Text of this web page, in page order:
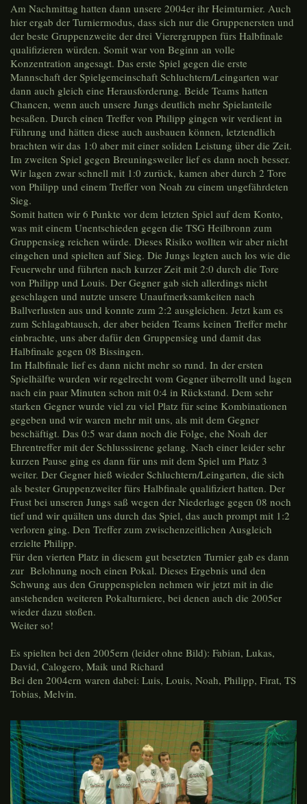
Am Nachmittag hatten dann unsere 2004er ihr Heimturnier. Auch
hier ergab der Turniermodus, dass sich nur die Gruppenersten und
der beste Gruppenzweite der drei Vierergruppen fürs Halbfinale
qualifizieren würden. Somit war von Beginn an volle
Konzentration angesagt. Das erste Spiel gegen die erste
Mannschaft der Spielgemeinschaft Schluchtern/Leingarten war
dann auch gleich eine Herausforderung. Beide Teams hatten
Chancen, wenn auch unsere Jungs deutlich mehr Spielanteile
besaßen. Durch einen Treffer von Philipp gingen wir verdient in
Führung und hätten diese auch ausbauen können, letztendlich
brachten wir das 1:0 aber mit einer soliden Leistung über die Zeit.
Im zweiten Spiel gegen Breuningsweiler lief es dann noch besser.
Wir lagen zwar schnell mit 1:0 zurück, kamen aber durch 2 Tore
von Philipp und einem Treffer von Noah zu einem ungefährdeten
Sieg.
Somit hatten wir 6 Punkte vor dem letzten Spiel auf dem Konto,
was mit einem Unentschieden gegen die TSG Heilbronn zum
Gruppensieg reichen würde. Dieses Risiko wollten wir aber nicht
eingehen und spielten auf Sieg. Die Jungs legten auch los wie die
Feuerwehr und führten nach kurzer Zeit mit 2:0 durch die Tore
von Philipp und Louis. Der Gegner gab sich allerdings nicht
geschlagen und nutzte unsere Unaufmerksamkeiten nach
Ballverlusten aus und konnte zum 2:2 ausgleichen. Jetzt kam es
zum Schlagabtausch, der aber beiden Teams keinen Treffer mehr
einbrachte, uns aber dafür den Gruppensieg und damit das
Halbfinale gegen 08 Bissingen.
Im Halbfinale lief es dann nicht mehr so rund. In der ersten
Spielhälfte wurden wir regelrecht vom Gegner überrollt und lagen
nach ein paar Minuten schon mit 0:4 in Rückstand. Dem sehr
starken Gegner wurde viel zu viel Platz für seine Kombinationen
gegeben und wir waren mehr mit uns, als mit dem Gegner
beschäftigt. Das 0:5 war dann noch die Folge, ehe Noah der
Ehrentreffer mit der Schlusssirene gelang. Nach einer leider sehr
kurzen Pause ging es dann für uns mit dem Spiel um Platz 3
weiter. Der Gegner hieß wieder Schluchtern/Leingarten, die sich
als bester Gruppenzweiter fürs Halbfinale qualifiziert hatten. Der
Frust bei unseren Jungs saß wegen der Niederlage gegen 08 noch
tief und wir quälten uns durch das Spiel, das auch prompt mit 1:2
verloren ging. Den Treffer zum zwischenzeitlichen Ausgleich
erzielte Philipp.
Für den vierten Platz in diesem gut besetzten Turnier gab es dann
zur Belohnung noch einen Pokal. Dieses Ergebnis und den
Schwung aus den Gruppenspielen nehmen wir jetzt mit in die
anstehenden weiteren Pokalturniere, bei denen auch die 2005er
wieder dazu stoßen.
Weiter so!
Es spielten bei den 2005ern (leider ohne Bild): Fabian, Lukas,
David, Calogero, Maik und Richard
Bei den 2004ern waren dabei: Luis, Louis, Noah, Philipp, Firat, TS
Tobias, Melvin.